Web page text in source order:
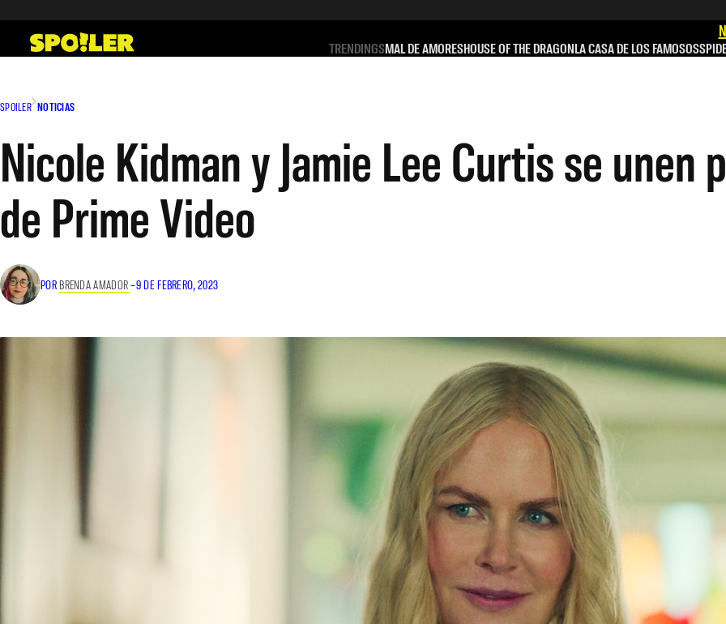
contenido
TRENDINGSMAL DE AMORESHOUSE OF THE DRAGONLA CASA DE LOS FAMOSOS
SPOILER NOTICIAS
Nicole Kidman y Jamie Lee Curtis se unen
de Prime Video
POR BRENDA AMADOR–9 DE FEBRERO, 2023